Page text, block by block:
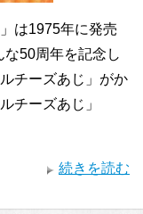
は1975年に発売
50周年を記念し
チーズあじ」がか
チーズあじ」
続きを読む